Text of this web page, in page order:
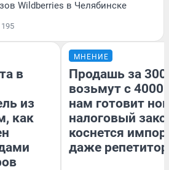
Wildberries в Челябинске
195
в
из
как
МНЕНИЕ
Продашь за
возьмут с
нам готовит
налоговый
коснется
даже